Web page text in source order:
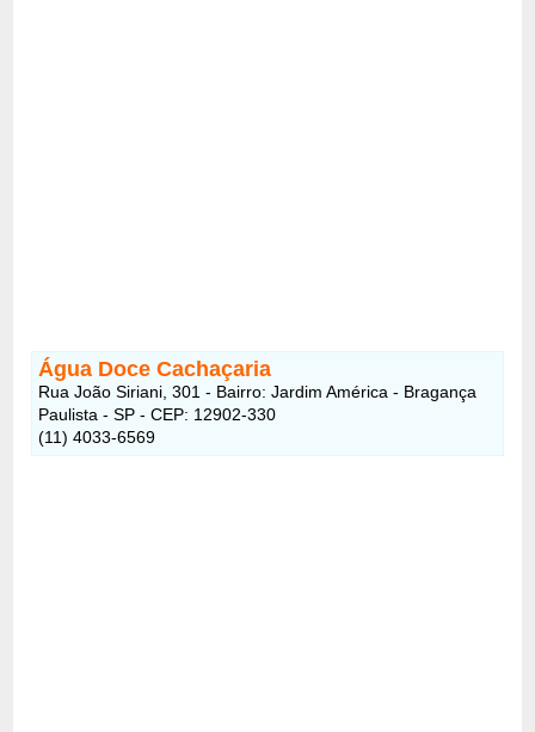
Água Doce Cachaçaria
Rua João Siriani, 301 - Bairro: Jardim América - Bragança
Paulista - SP - CEP: 12902-330
(11) 4033-6569